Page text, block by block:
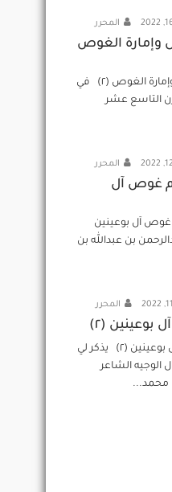
المحرر
وإمارة الغوص
المسحل وإمارة الغوص (٢) في
التاسع عشر
المحرر
غوص آل
غوص آل بوعينين
بن عبدالله بن
المحرر
بوعينين (٢)
من كرم آل بوعينين (٢) يذكر لي
الوجيه الشاعر
محمد...